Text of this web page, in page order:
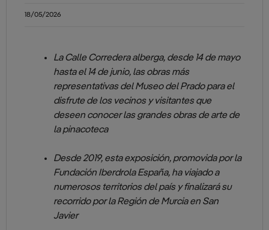
18/05/2026
La Calle Corredera alberga, desde 14 de mayo
hasta el 14 de junio, las obras más
representativas del Museo del Prado para el
disfrute de los vecinos y visitantes que
deseen conocer las grandes obras de arte de
la pinacoteca
Desde 2019, esta exposición, promovida por la
Fundación Iberdrola España, ha viajado a
numerosos territorios del país y finalizará su
recorrido por la Región de Murcia en San
Javier